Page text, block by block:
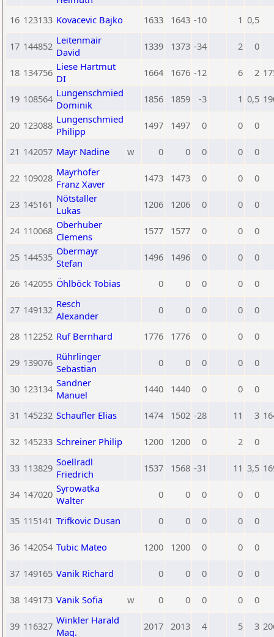
16 123133 Kovacevic Bajko 1633 1643 -10 1 0,5
17 144852 Leitenmair
David
1339 1373 -34 2 0
18 134756 Liese Hartmut
DI
1664 1676 -12 6 2
19 108564 Lungenschmied
Dominik
1856 1859 -3 1 0,5
20 123088 Lungenschmied
Philipp
1497 1497 0 0 0
21 142057 Mayr Nadine w 0 0 0 0 0
22 109028 Mayrhofer
Franz Xaver
1473 1473 0 0 0
23 145161 Nötstaller
Lukas
1206 1206 0 0 0
24 110068 Oberhuber
Clemens
1577 1577 0 0 0
25 144535 Obermayr
Stefan
1496 1496 0 0 0
26 142055 Öhlböck Tobias 0 0 0 0 0
27 149132 Resch
Alexander
0 0 0 0 0
28 112252 Ruf Bernhard 1776 1776 0 0 0
29 139076 Rührlinger
Sebastian
0 0 0 0 0
30 123134 Sandner
Manuel
1440 1440 0 0 0
31 145232 Schaufler Elias 1474 1502 -28 11 3
32 145233 Schreiner Philip 1200 1200 0 2 0
33 113829 Soellradl
Friedrich
1537 1568 -31 11 3,5
34 147020 Syrowatka
Walter
0 0 0 0 0
35 115141 Trifkovic Dusan 0 0 0 0 0
36 142054 Tubic Mateo 1200 1200 0 0 0
37 149165 Vanik Richard 0 0 0 0 0
38 149173 Vanik Sofia w 0 0 0 0 0
39 116327 Winkler Harald
Mag.
2017 2013 4 5 3